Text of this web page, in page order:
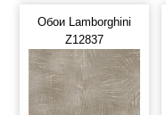
Обои Lamborghini
Z12837